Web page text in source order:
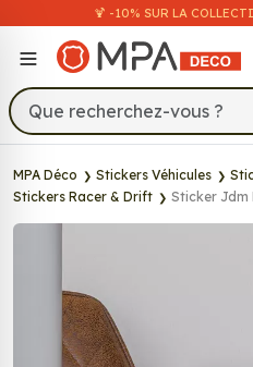
🍹 -10% SUR LA
MPA Déco Stickers Véhicules
Stickers Racer & Drift
Sticker Jdm